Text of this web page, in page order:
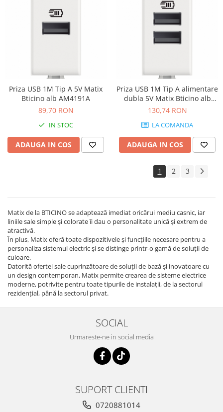
Priza USB 1M Tip A 5V Matix
Bticino alb AM4191A
89,70 RON
IN STOC
ADAUGA IN COS
Priza USB 1M Tip A alimentare
dubla 5V Matix Bticino alb
AM4191AA
130,74 RON
LA COMANDA
ADAUGA IN COS
1 2 3
Matix de la BTICINO se adaptează imediat oricărui mediu casnic, iar
liniile sale simple şi colorate îi dau o personalitate unică şi extrem de
atractivă.
În plus, Matix oferă toate dispozitivele şi funcţiile necesare pentru a
personaliza sistemul electric şi se distinge printr-o gamă de soluţii de
culoare.
Datorită ofertei sale cuprinzătoare de soluţii de bază şi inovatoare cu
un design contemporan, Matix permite crearea de sisteme electrice
moderne, potrivite pentru toate tipurile de instalaţii, de la sectorul
rezidenţial, până la sectorul privat.
SOCIAL
Urmareste-ne in social media
SUPORT CLIENTI
0720881014